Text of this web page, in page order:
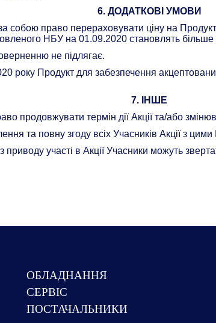
6. ДОДАТКОВІ УМОВИ
право перераховувати ціну на
НБУ на 01.09.2020 становлять
не підлягає.
року Продукт для забезпечення
7. ІНШЕ
продовжувати термін дії Акції та/або
та повну згоду всіх Учасників Акції з
участі в Акції Учасники можуть
ОБЛАДНАННЯ
СЕРВІС
ПОСТАЧАЛЬНИКИ